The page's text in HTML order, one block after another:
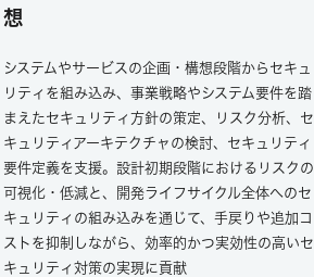
想
システムやサービスの企画・構想段階からセキュ
リティを組み込み、事業戦略やシステム要件を踏
まえたセキュリティ方針の策定、リスク分析、セ
キュリティアーキテクチャの検討、セキュリティ
要件定義を支援。設計初期段階におけるリスクの
可視化・低減と、開発ライフサイクル全体へのセ
キュリティの組み込みを通じて、手戻りや追加コ
ストを抑制しながら、効率的かつ実効性の高いセ
キュリティ対策の実現に貢献